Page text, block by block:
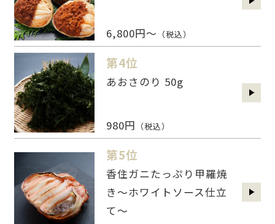
6,800円～ （税込）
第4位
あおさのり 50g
980円 （税込）
第5位
香住ガニたっぷり甲羅焼
き～ホワイトソース仕立
て～